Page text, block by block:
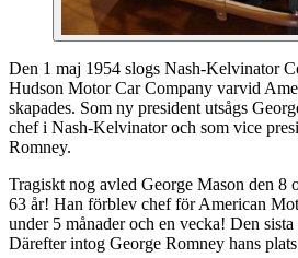
Den 1 maj 1954 slogs Nash-Kelvinator
Hudson Motor Car Company varvid
skapades. Som ny president utsågs
chef i Nash-Kelvinator och som vice
Romney.
Tragiskt nog avled George Mason den 8
63 år! Han förblev chef för American
under 5 månader och en vecka! Den
Därefter intog George Romney hans